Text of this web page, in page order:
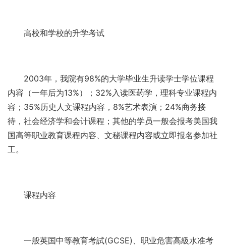
高校和学校的升学考试
2003年，我院有98%的大学毕业生升读学士学位课程
内容（一年后为13%）；32%入读医药学，理科专业课程内
容；35%历史人文课程内容，8%艺术表演；24%商务接
待，社会经济学和会计课程；其他的学员一般会报考美国我
国高等职业教育课程内容、文秘课程内容或立即报名参加社
工。
课程内容
一般英国中等教育考試(GCSE)、职业危害高級水准考